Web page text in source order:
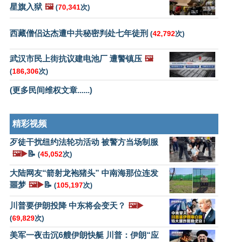
星旗入狱 🖼️ (70,341次)
西藏僧侣达杰遭中共秘密判处七年徒刑 (42,792次)
武汉市民上街抗议建电池厂 遭警镇压 🖼️
(186,306次)
(更多民间维权文章......)
精彩视频
歹徒干扰纽约法轮功活动 被警方当场制服
🖼️▶️📝 (45,052次)
大陆网友“箭射龙袍猪头” 中南海那位连发
噩梦 🖼️▶️📝 (105,197次)
川普要伊朗投降 中东将会变天？ 🖼️▶️
(69,829次)
美军一夜击沉6艘伊朗快艇 川普：伊朗“应